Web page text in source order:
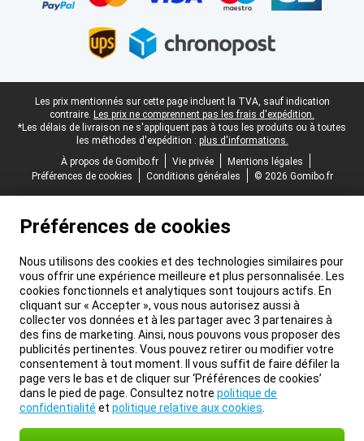
Pied-de-page légal
Les prix mentionnés sur cette page incluent la TVA, sauf indication
contraire. Les prix ne comprennent pas les frais d'expédition.
*Les délais de livraison ne s'appliquent pas à tous les produits ou à toutes
les méthodes d'expédition : plus d'informations.
À propos de Gomibo.fr
Vie privée
Mentions légales
Préférences de cookies
Conditions générales © 2026 Gomibo.fr
Préférences de cookies
Nous utilisons des cookies et des technologies similaires pour
vous offrir une expérience meilleure et plus personnalisée. Les
cookies fonctionnels et analytiques sont toujours actifs. En
cliquant sur « Accepter », vous nous autorisez aussi à
collecter vos données et à les partager avec 3 partenaires à
des fins de marketing. Ainsi, nous pouvons vous proposer des
publicités pertinentes. Vous pouvez retirer ou modifier votre
consentement à tout moment. Il vous suffit de faire défiler la
page vers le bas et de cliquer sur ‘Préférences de cookies’
dans le pied de page. Consultez notre politique de
confidentialité et politique relative aux cookies